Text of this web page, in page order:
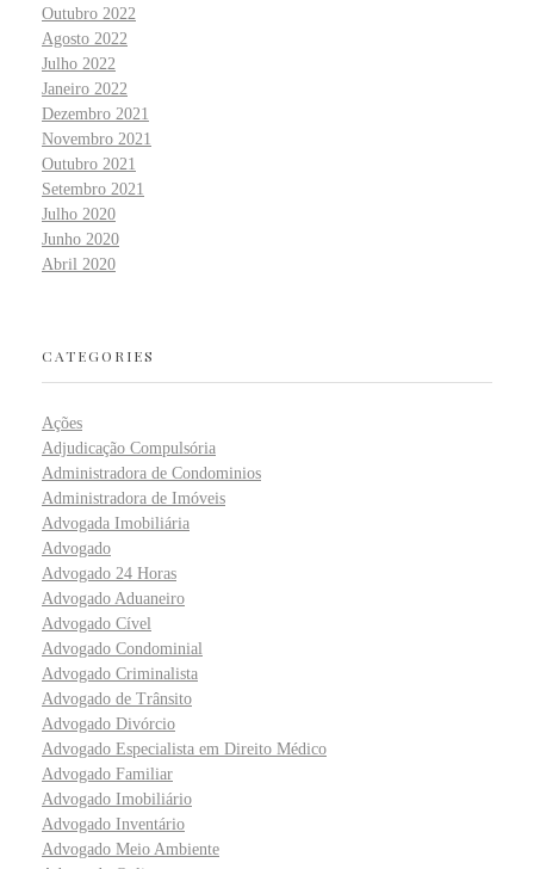
Outubro 2022
Agosto 2022
Julho 2022
Janeiro 2022
Dezembro 2021
Novembro 2021
Outubro 2021
Setembro 2021
Julho 2020
Junho 2020
Abril 2020
CATEGORIES
Ações
Adjudicação Compulsória
Administradora de Condominios
Administradora de Imóveis
Advogada Imobiliária
Advogado
Advogado 24 Horas
Advogado Aduaneiro
Advogado Cível
Advogado Condominial
Advogado Criminalista
Advogado de Trânsito
Advogado Divórcio
Advogado Especialista em Direito Médico
Advogado Familiar
Advogado Imobiliário
Advogado Inventário
Advogado Meio Ambiente